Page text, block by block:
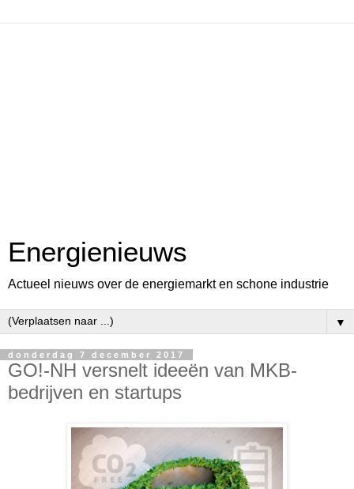
Energienieuws
Actueel nieuws over de energiemarkt en schone industrie
▼
donderdag 7 december 2017
GO!-NH versnelt ideeën van MKB-
bedrijven en startups